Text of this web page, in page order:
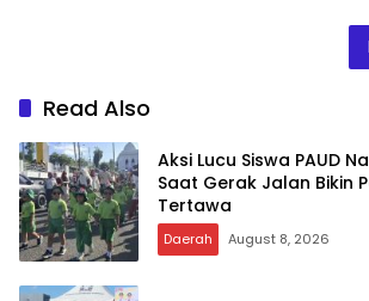
Read Also
Aksi Lucu Siswa PAUD
Saat Gerak Jalan Bikin
Tertawa
Daerah August 8, 2026